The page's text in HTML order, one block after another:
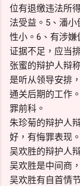
位有退缴违法所
法受益。5、潘
性小。6、有涉嫌
证据不足，应当
张蜜的辩护人辩
是听从领导安排
通关后期的工作
罪前科。
朱珍菊的辩护人
好，有悔罪表现
吴欢胜的辩护人
吴欢胜是中间商
吴欢胜有自首情